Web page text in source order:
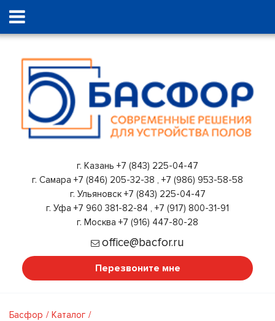
г. Казань +7 (843) 225-04-47
г. Самара +7 (846) 205-32-38 , +7 (986) 953-58-58
г. Ульяновск +7 (843) 225-04-47
г. Уфа +7 960 381-82-84 , +7 (917) 800-31-91
г. Москва +7 (916) 447-80-28
office@bacfor.ru
Перезвоните мне
Басфор
Каталог